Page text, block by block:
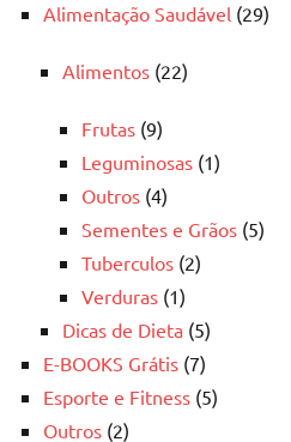
Alimentação Saudável (29)
Alimentos (22)
Frutas (9)
Leguminosas (1)
Outros (4)
Sementes e Grãos (5)
Tuberculos (2)
Verduras (1)
Dicas de Dieta (5)
E-BOOKS Grátis (7)
Esporte e Fitness (5)
Outros (2)